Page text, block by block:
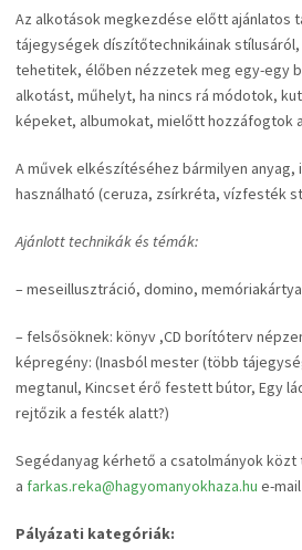
Az alkotások megkezdése előtt ajánlatos
tájegységek díszítőtechnikáinak stílusáról,
tehetitek, élőben nézzetek meg egy-egy
alkotást, műhelyt, ha nincs rá módotok,
képeket, albumokat, mielőtt hozzáfogtok
A művek elkészítéséhez bármilyen anyag,
használható (ceruza, zsírkréta, vízfesték
Ajánlott technikák és témák:
– meseillusztráció, domino,
– felsősöknek: könyv ,CD borítóterv
képregény: (Inasból mester (több
megtanul, Kincset érő festett bútor, Egy
rejtőzik a festék alatt?)
Segédanyag kérhető a csatolmányok
a farkas.reka@hagyomanyokhaza.hu e-
Pályázati kategóriák: